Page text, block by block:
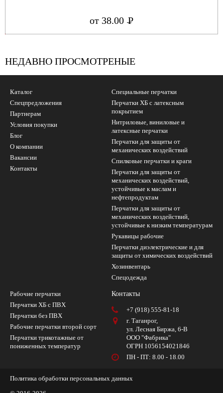
от 38.00 Р
УБ.
НЕДАВНО ПРОСМОТРЕНЫЕ
Каталог
Спецпредложения
Партнерам
Условия покупки
Блог
О компании
Вакансии
Контакты
Специальные перчатки
Перчатки ХБ с латексным
покрытием
Нитриловые, виниловые и
латексные перчатки
Перчатки для защиты от
механических воздействий
Cпилковые перчатки и краги
Перчатки для защиты от
механических воздействий,
устойчивые к маслам и
нефтепродуктам
Перчатки для защиты от
механических воздействий,
устойчивые к низким температурам
Рукавицы рабочие
Перчатки диэлектрические и для
защиты от химических воздействий
Хозинвентарь
Спецодежда
Рабочие перчатки
Перчатки ХБ с ПВХ
Перчатки без ПВХ
Рабочие перчатки второй сорт
Перчатки трикотажные от
пониженных температур
Контакты
+7 (918) 555-81-18
г. Таганрог,
ул. Лесная Биржа, 6-В
ООО "Фабрика"
ОГРН 1056154021846
ПН - ПТ: 8.00 - 18.00
Политика обработки персональных данных